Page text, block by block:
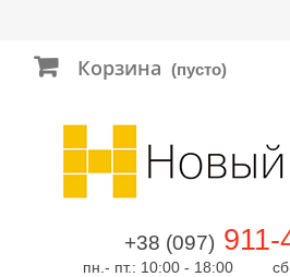
Корзина (пусто)
+38 (097) 911-
пн.- пт.: 10:00 - 18:00